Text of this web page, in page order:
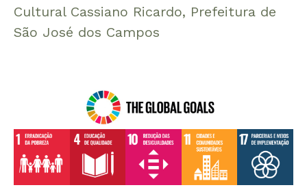
Cultural Cassiano Ricardo, Prefeitura de
São José dos Campos